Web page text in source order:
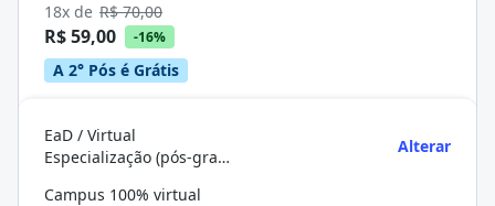
18x de R$ 70,00
R$ 59,00 -16%
A 2° Pós é Grátis
EaD / Virtual
Especialização (pós-graduação)
Alterar
Campus 100% virtual